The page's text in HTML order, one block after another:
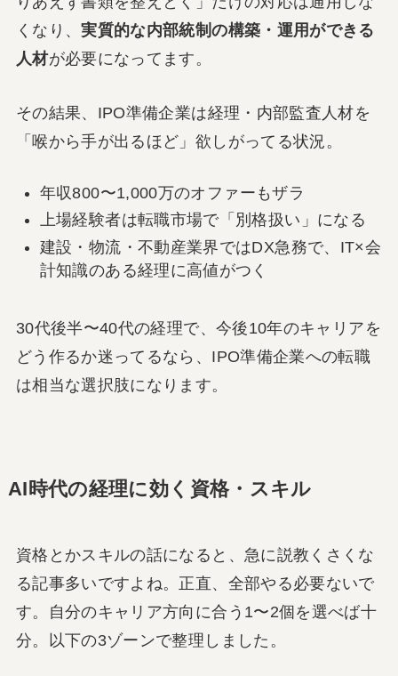
くなり、実質的な内部統制の構築・運用ができる
人材が必要になってます。
その結果、IPO準備企業は経理・内部監査人材を
「喉から手が出るほど」欲しがってる状況。
年収800〜1,000万のオファーもザラ
上場経験者は転職市場で「別格扱い」になる
建設・物流・不動産業界ではDX急務で、IT×会
計知識のある経理に高値がつく
30代後半〜40代の経理で、今後10年のキャリアを
どう作るか迷ってるなら、IPO準備企業への転職
は相当な選択肢になります。
AI時代の経理に効く資格・スキル
資格とかスキルの話になると、急に説教くさくな
る記事多いですよね。正直、全部やる必要ないで
す。自分のキャリア方向に合う1〜2個を選べば十
分。以下の3ゾーンで整理しました。